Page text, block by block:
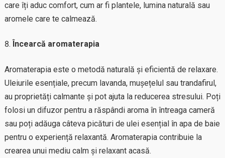
care îți aduc comfort, cum ar fi plantele, lumina naturală sau
aromele care te calmează.
Încearcă aromaterapia
Aromaterapia este o metodă naturală și eficientă de relaxare.
Uleiurile esențiale, precum lavanda, mușețelul sau trandafirul,
au proprietăți calmante și pot ajuta la reducerea stresului. Poți
folosi un difuzor pentru a răspândi aroma în întreaga cameră
sau poți adăuga câteva picături de ulei esențial în apa de baie
pentru o experiență relaxantă. Aromaterapia contribuie la
crearea unui mediu calm și relaxant acasă.